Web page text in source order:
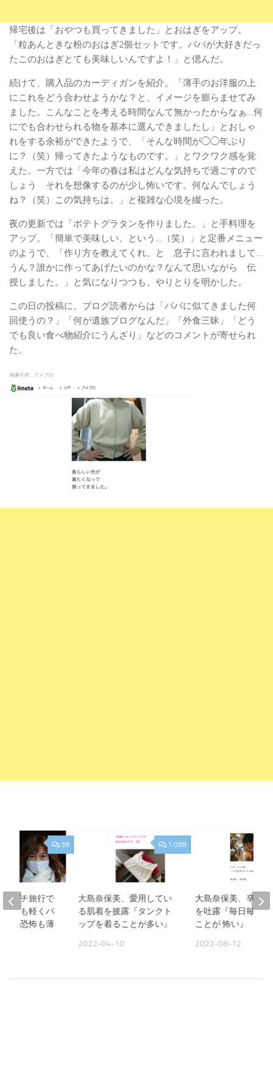
帰宅後は「おやつも買ってきました」とおはぎをアップ。
「粒あんときな粉のおはぎ2個セットです。パパが大好きだっ
たこのおはぎとても美味しいんですよ！」と偲んだ。
続けて、購入品のカーディガンを紹介。「薄手のお洋服の上
にこれをどう合わせようかな？と、イメージを膨らませてみ
ました。こんなことを考える時間なんて無かったからなぁ…何
にでも合わせられる物を基本に選んできましたし」とおしゃ
れをする余裕ができたようで、「そんな時間が◯◯年ぶり
に？（笑）帰ってきたようなものです。」とワクワク感を覚
えた。一方では「今年の春は私はどんな気持ちで過ごすので
しょう それを想像するのが少し怖いです。何なんでしょう
ね？（笑）この気持ちは。」と複雑な心境を綴った。
夜の更新では「ポテトグラタンを作りました。」と手料理を
アップ。「簡単で美味しい、という…（笑）」と定番メニュー
のようで、「作り方を教えてくれ、と 息子に言われまして…
うん？誰かに作ってあげたいのかな？なんて思いながら 伝
授しました。」と気になりつつも、やりとりを明かした。
この日の投稿に、ブログ読者からは「パパに似てきました何
回使うの？」「何が遺族ブログなんだ」「外食三昧」「どう
でも良い食べ物紹介にうんざり」などのコメントが寄せられ
た。
画像引用：アメブロ
1,088
大島奈保美、愛用してい
る肌着を披露『タンクト
ップを着ることが多い』
2022-04-10
大島奈保美、辛い
を吐露『毎日毎日
ことが 怖い』
2022-08-12
38
、プチ旅行で
頭痛も軽くパ
への恐怖も薄